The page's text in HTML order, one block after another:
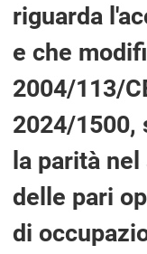
riguarda
e che
2004/113/
2024/1500,
la parità
delle pari
di